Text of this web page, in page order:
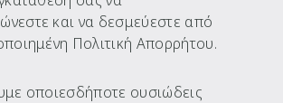
και να δεσμεύεστε από
Πολιτική Απορρήτου.
οποιεσδήποτε ουσιώδεις